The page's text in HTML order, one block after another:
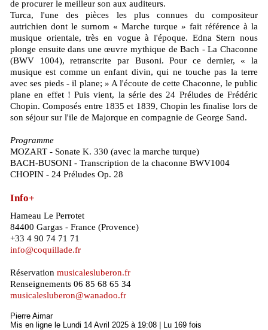
de procurer le meilleur son aux auditeurs.
Turca, l'une des pièces les plus connues du compositeur
autrichien dont le surnom « Marche turque » fait référence à la
musique orientale, très en vogue à l'époque. Edna Stern nous
plonge ensuite dans une œuvre mythique de Bach - La Chaconne
(BWV 1004), retranscrite par Busoni. Pour ce dernier, « la
musique est comme un enfant divin, qui ne touche pas la terre
avec ses pieds - il plane; » A l'écoute de cette Chaconne, le public
plane en effet ! Puis vient, la série des 24 Préludes de Frédéric
Chopin. Composés entre 1835 et 1839, Chopin les finalise lors de
son séjour sur l'ile de Majorque en compagnie de George Sand.
Programme
MOZART - Sonate K. 330 (avec la marche turque)
BACH-BUSONI - Transcription de la chaconne BWV1004
CHOPIN - 24 Préludes Op. 28
Info+
Hameau Le Perrotet
84400 Gargas - France (Provence)
+33 4 90 74 71 71
info@coquillade.fr
Réservation musicalesluberon.fr
Renseignements 06 85 68 65 34
musicalesluberon@wanadoo.fr
Pierre Aimar
Mis en ligne le Lundi 14 Avril 2025 à 19:08 | Lu 169 fois